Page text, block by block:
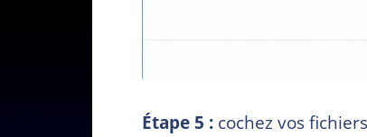
Étape 5 : cochez vos